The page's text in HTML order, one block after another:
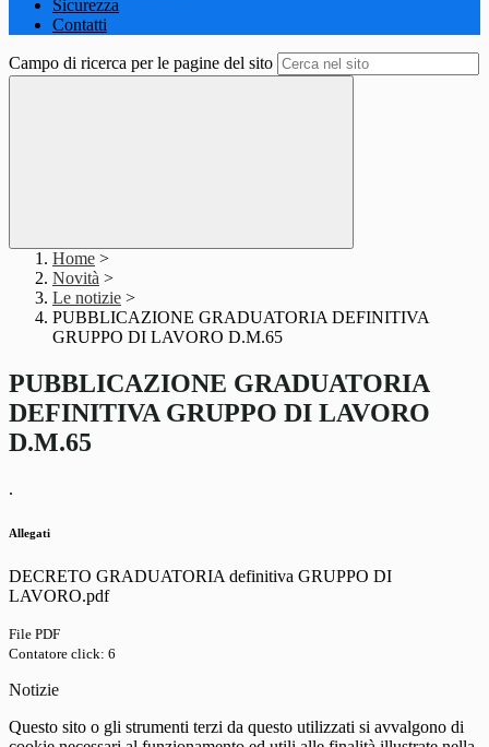
Sicurezza
Contatti
Campo di ricerca per le pagine del sito
Home >
Novità >
Le notizie >
PUBBLICAZIONE GRADUATORIA DEFINITIVA
GRUPPO DI LAVORO D.M.65
PUBBLICAZIONE GRADUATORIA
DEFINITIVA GRUPPO DI LAVORO
D.M.65
.
Allegati
DECRETO GRADUATORIA definitiva GRUPPO DI
LAVORO.pdf
File PDF
Contatore click: 6
Notizie
Questo sito o gli strumenti terzi da questo utilizzati si avvalgono di